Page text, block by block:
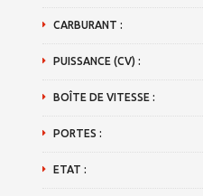
CARBURANT :
PUISSANCE (CV) :
BOÎTE DE VITESSE :
PORTES :
ETAT :